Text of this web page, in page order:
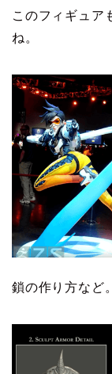
このフィギュア
ね。
鎖の作り方など。